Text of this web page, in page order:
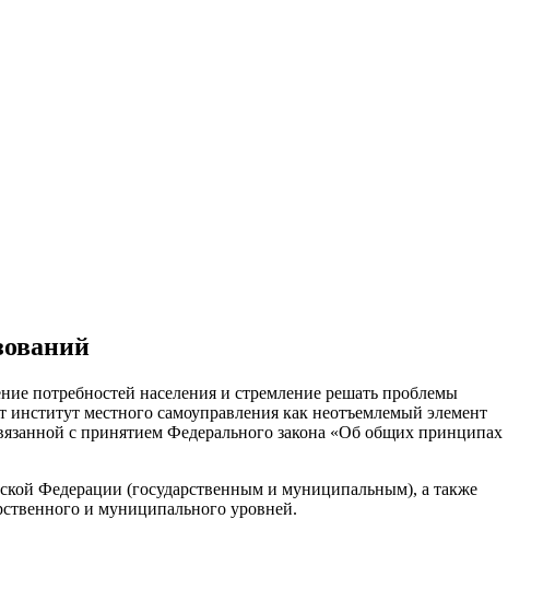
потребностей населения и стремление решать проблемы
местного самоуправления как неотъемлемый элемент
с принятием Федерального закона «Об общих принципах
Федерации (государственным и муниципальным), а также
и муниципального уровней.